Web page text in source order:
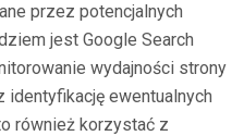
przez potencjalnych
jest Google Search
wydajności strony
identyfikację ewentualnych
również korzystać z